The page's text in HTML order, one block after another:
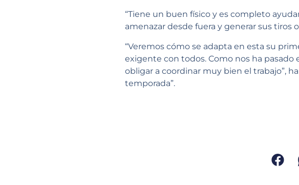
“Tiene un buen físico y es completo
amenazar desde fuera y generar sus tiros
“Veremos cómo se adapta en esta su
exigente con todos. Como nos ha
obligar a coordinar muy bien el trabajo”,
temporada”.